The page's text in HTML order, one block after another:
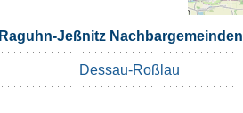
Raguhn-Jeßnitz Nachbargemeinden
Dessau-Roßlau